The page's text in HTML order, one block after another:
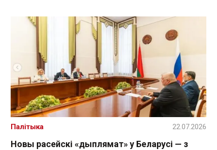
Новы расейскі «дыплямат» у Беларусі — з
Палітыка 22.07.2026